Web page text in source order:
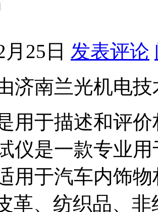
25日 发表评论
济南兰光机电
用于描述和评
仪是一款专业
用于汽车内饰
革、纺织品、